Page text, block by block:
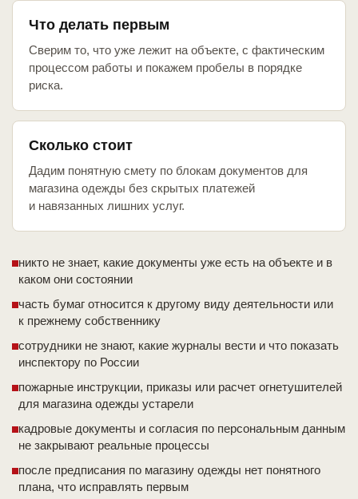
Что делать первым
Сверим то, что уже лежит на объекте, с фактическим
процессом работы и покажем пробелы в порядке
риска.
Сколько стоит
Дадим понятную смету по блокам документов для
магазина одежды без скрытых платежей
и навязанных лишних услуг.
никто не знает, какие документы уже есть на объекте и в
каком они состоянии
часть бумаг относится к другому виду деятельности или
к прежнему собственнику
сотрудники не знают, какие журналы вести и что показать
инспектору по России
пожарные инструкции, приказы или расчет огнетушителей
для магазина одежды устарели
кадровые документы и согласия по персональным данным
не закрывают реальные процессы
после предписания по магазину одежды нет понятного
плана, что исправлять первым